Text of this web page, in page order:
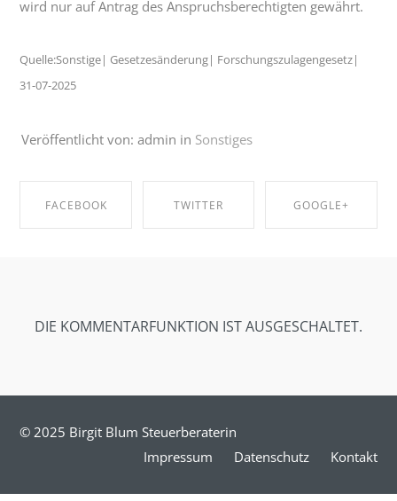
wird nur auf Antrag des Anspruchsberechtigten gewährt.
Quelle:Sonstige| Gesetzesänderung| Forschungszulagengesetz|
31-07-2025
Veröffentlicht von: admin in Sonstiges
FACEBOOK TWITTER GOOGLE+
DIE KOMMENTARFUNKTION IST AUSGESCHALTET.
© 2025 Birgit Blum Steuerberaterin
Impressum
Datenschutz Kontakt